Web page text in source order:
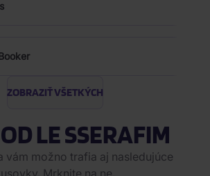
ZOBRAZIŤ VŠETKÝCH
LE SSERAFIM
vám možno trafia aj nasledujúce